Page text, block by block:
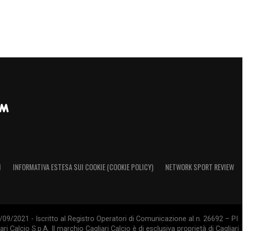
INFORMATIVA ESTESA SUI COOKIE (COOKIE POLICY) NETWORK SPORT REVIEW
2021 - Iscritto al Registro Operatori di Comunicazione al n. 26692 – PI
Calcio S.p.A. Il marchio Cagliari Calcio è di esclusiva proprietà di Cagliari